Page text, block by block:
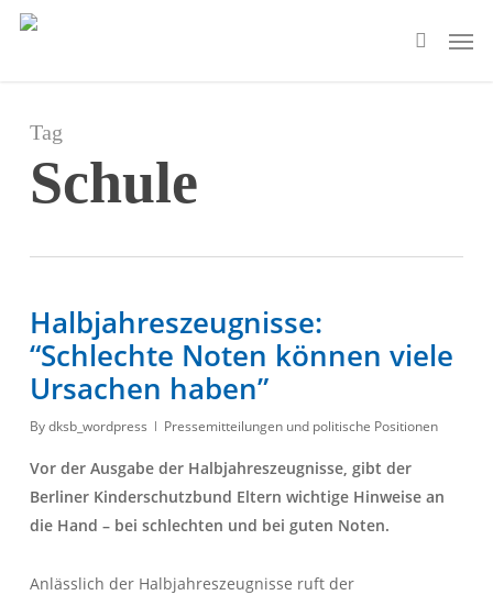
Skip
search
Tag
Schule
Halbjahreszeugnisse:
“Schlechte Noten können viele
Ursachen haben”
Bydksb_wordpress Pressemitteilungen und politische Positionen
Vor der Ausgabe der Halbjahreszeugnisse, gibt der
Berliner Kinderschutzbund Eltern wichtige Hinweise an
die Hand – bei schlechten und bei guten Noten.
Anlässlich der Halbjahreszeugnisse ruft der